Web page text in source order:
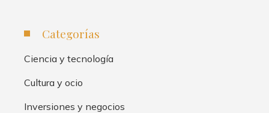
Categorías
Ciencia y tecnología
Cultura y ocio
Inversiones y negocios